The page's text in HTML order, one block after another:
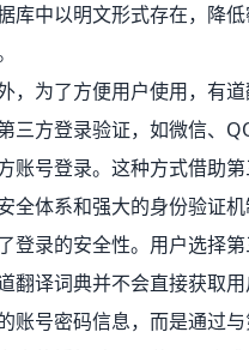
库中以明文形式存在，降
，为了方便用户使用，有
三方登录验证，如微信、
账号登录。这种方式借助
全体系和强大的身份验证
登录的安全性。用户选择第
翻译词典并不会直接获取
账号密码信息，而是通过